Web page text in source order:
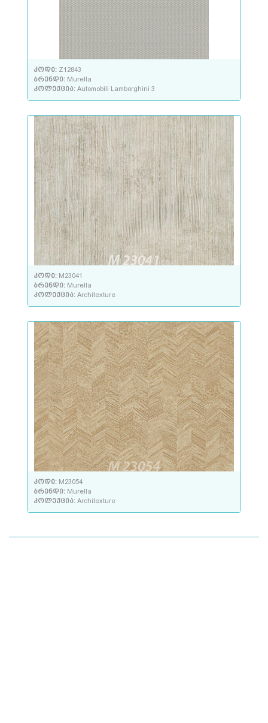
კოდი: Z12843
ბრენდი: Murella
კოლექცია: Automobili Lamborghini 3
კოდი: M23041
ბრენდი: Murella
კოლექცია: Architexture
კოდი: M23054
ბრენდი: Murella
კოლექცია: Architexture